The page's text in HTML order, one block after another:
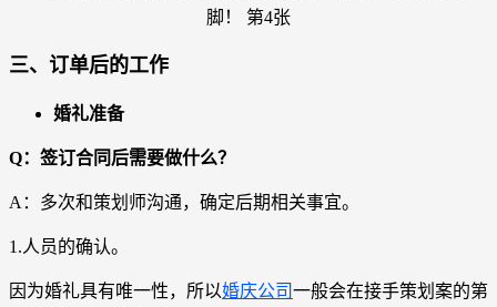
三、订单后的工作
婚礼准备
Q：签订合同后需要做什么？
A：多次和策划师沟通，确定后期相关事宜。
1.人员的确认。
因为婚礼具有唯一性，所以婚庆公司一般会在接手策划案的第